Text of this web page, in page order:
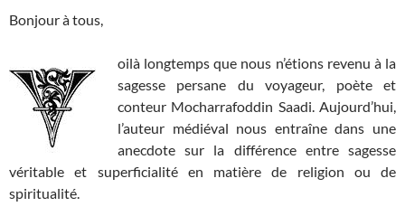
Bonjour à tous,
oilà longtemps que nous n’étions revenu à la
sagesse persane du voyageur, poète et
conteur Mocharrafoddin Saadi. Aujourd’hui,
l’auteur médiéval nous entraîne dans une
anecdote sur la différence entre sagesse
véritable et superficialité en matière de religion ou de
spiritualité.